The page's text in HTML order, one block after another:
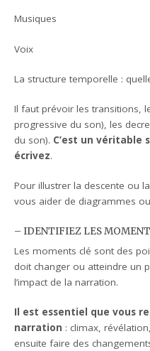
Musiques
Voix
La structure temporelle :
Il faut prévoir les transitions,
progressive du son), les
du son). C’est un véritable
écrivez.
Pour illustrer la descente ou
vous aider de diagrammes
– IDENTIFIEZ LES
Les moments clé sont des
doit changer ou atteindre un
l’impact de la narration.
Il est essentiel que vous
narration : climax,
ensuite faire des